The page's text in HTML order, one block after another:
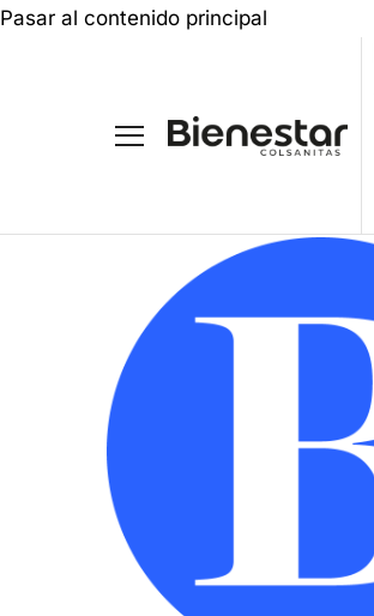
Pasar al contenido principal